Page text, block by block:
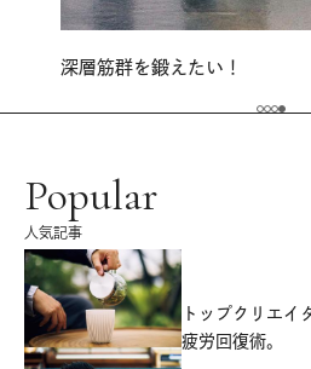
深層筋群を鍛えたい！
Popular
人気記事
トップクリエイ
疲労回復術。